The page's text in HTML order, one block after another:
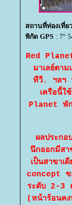
สถานที่ท่องเที่ย
พิกัด GPS : 7°
Red
มาเลย์ตา
ทีวี. ฯลฯ ห
เครือนี้
Planet พัก
ผลประกอ
นึกออกมีส
เป็นสาขาเ
concept ข
ระดับ 2-3
(หน้าร้อนคง